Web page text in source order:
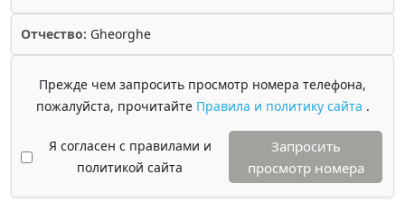
Отчество: Gheorghe
Прежде чем запросить просмотр номера телефона,
пожалуйста, прочитайте Правила и политику сайта .
Я согласен с правилами и
политикой сайта
Запросить
просмотр номера